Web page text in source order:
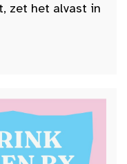
zet het alvast in